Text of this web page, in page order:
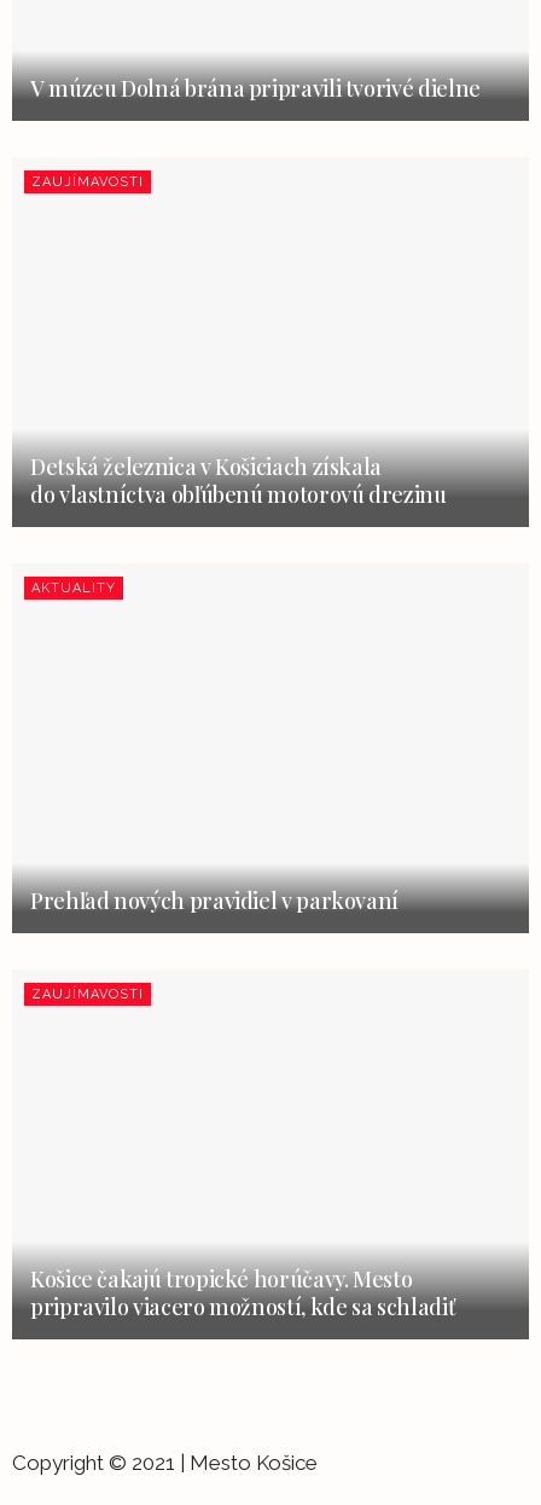
V múzeu Dolná brána pripravili tvorivé dielne
ZAUJÍMAVOSTI
Detská železnica v Košiciach získala
do vlastníctva obľúbenú motorovú drezinu
AKTUALITY
Prehľad nových pravidiel v parkovaní
ZAUJÍMAVOSTI
Košice čakajú tropické horúčavy. Mesto
pripravilo viacero možností, kde sa schladiť
Copyright © 2021 | Mesto Košice